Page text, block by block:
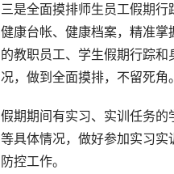
三是全面摸排师生员工假期
健康台帐、健康档案，精准
的教职员工、学生假期行踪
况，做到全面摸排，不留死角。
假期期间有实习、实训任务
等具体情况，做好参加实习
防控工作。